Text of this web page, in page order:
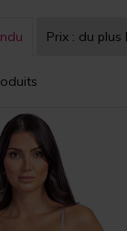
Prix : du plus